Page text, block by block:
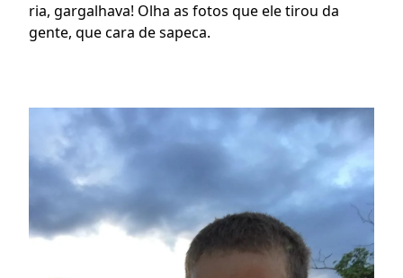
ria, gargalhava! Olha as fotos que ele tirou da
gente, que cara de sapeca.